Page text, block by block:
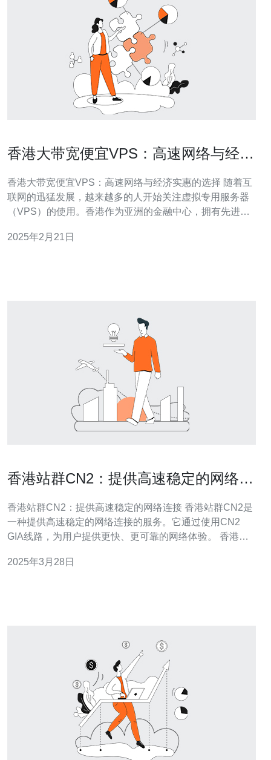
香港大带宽便宜VPS：高速网络与经济
香港大带宽便宜VPS：高速网络与经济实惠的选择 随着互
联网的迅猛发展，越来越多的人开始关注虚拟专用服务器
（VPS）的使用。香港作为亚洲的金融中心，拥有先进的
的首选地区之一。本文将介绍香港大带宽便宜VPS的优
2025年2月21日
香港站群CN2：提供高速稳定的网络连
香港站群CN2：提供高速稳定的网络连接 香港站群CN2是
一种提供高速稳定的网络连接的服务。它通过使用CN2
GIA线路，为用户提供更快、更可靠的网络体验。 香港站
能够提供高速稳定的网络连接。相比传统的网络连接方
2025年3月28日